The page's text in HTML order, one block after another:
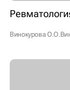
Винокурова О.О.